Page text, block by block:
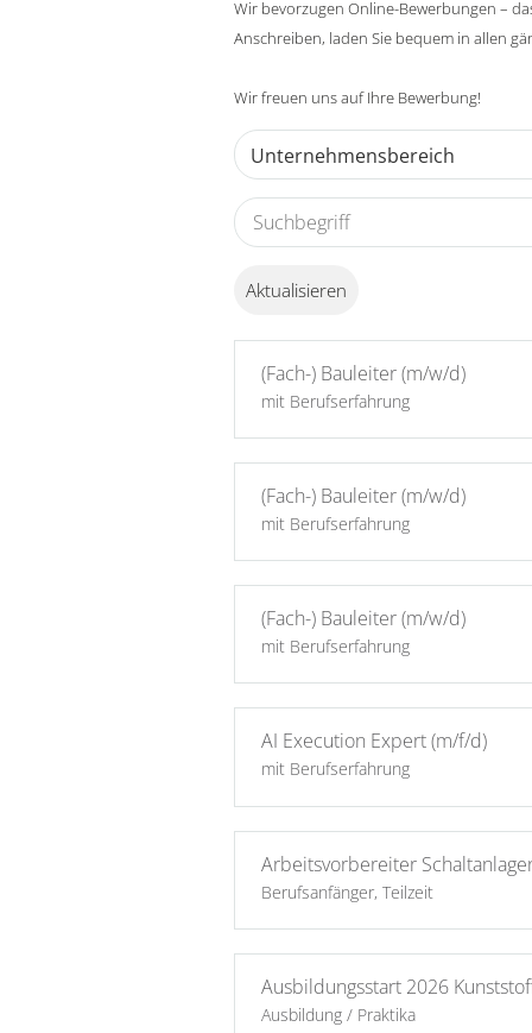
Wir bevorzugen Online-Bewerbungen –
Anschreiben, laden Sie bequem in allen
Wir freuen uns auf Ihre Bewerbung!
Unternehmensbereich
Aktualisieren
(Fach-) Bauleiter (m/w/d)
mit Berufserfahrung
(Fach-) Bauleiter (m/w/d)
mit Berufserfahrung
(Fach-) Bauleiter (m/w/d)
mit Berufserfahrung
AI Execution Expert (m/f/d)
mit Berufserfahrung
Arbeitsvorbereiter
Berufsanfänger, Teilzeit
Ausbildungsstart 2026
Ausbildung / Praktika